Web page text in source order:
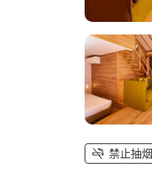
禁止抽烟